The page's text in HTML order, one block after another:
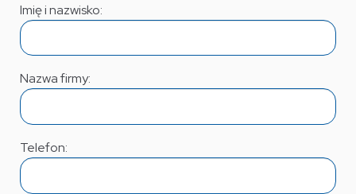
Imię i nazwisko:
Nazwa firmy:
Telefon: